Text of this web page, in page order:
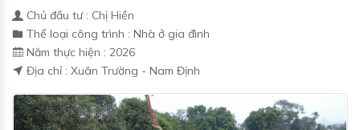
Chủ đầu tư : Chị Hiền
Thể loại công trình : Nhà ở gia đình
Năm thực hiện : 2026
Địa chỉ : Xuân Trường - Nam Định